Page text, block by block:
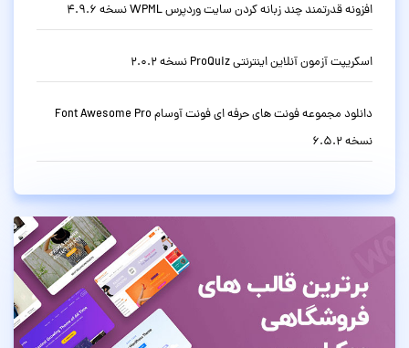
افزونه قدرتمند چند زبانه کردن سایت وردپرس WPML نسخه 4.9.6
اسکریپت آزمون آنلاین اینترنتی ProQuiz نسخه 2.0.2
دانلود مجموعه فونت های حرفه ای فونت آوسام Font Awesome Pro
نسخه 6.5.2